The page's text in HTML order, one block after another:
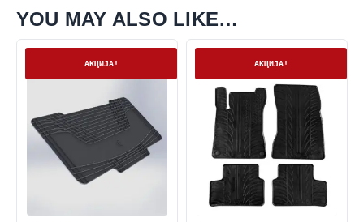
YOU MAY ALSO LIKE…
АКЦИЈА! АКЦИЈА!